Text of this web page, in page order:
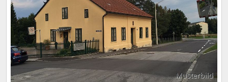
Musterbild